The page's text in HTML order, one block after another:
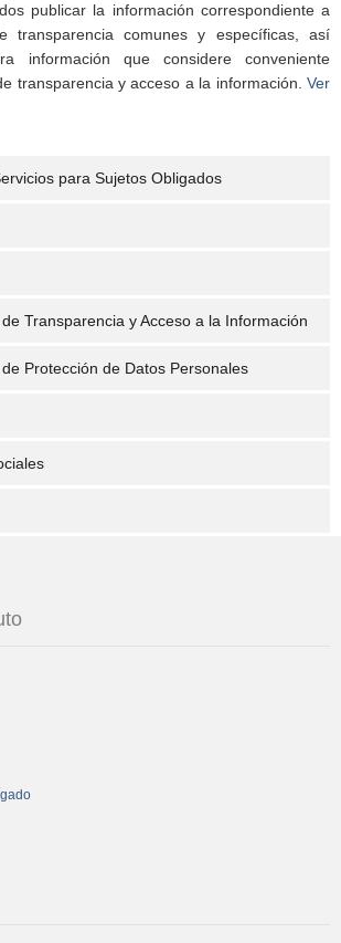
publicar la información correspondiente a
transparencia comunes y específicas, así
información que considere conveniente
transparencia y acceso a la información. Ver
para Sujetos Obligados
Transparencia y Acceso a la Información
Protección de Datos Personales